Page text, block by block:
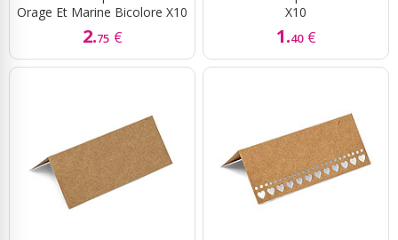
Orage Et Marine Bicolore X10
2.75 €
X10
1.40 €